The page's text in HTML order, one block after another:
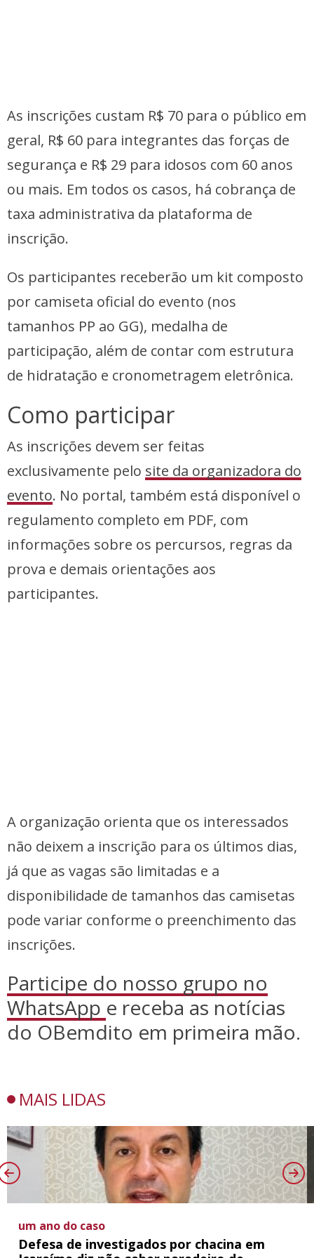
As inscrições custam R$ 70 para o público em
geral, R$ 60 para integrantes das forças de
segurança e R$ 29 para idosos com 60 anos
ou mais. Em todos os casos, há cobrança de
taxa administrativa da plataforma de
inscrição.
Os participantes receberão um kit composto
por camiseta oficial do evento (nos
tamanhos PP ao GG), medalha de
participação, além de contar com estrutura
de hidratação e cronometragem eletrônica.
Como participar
As inscrições devem ser feitas
exclusivamente pelo site da organizadora do
evento. No portal, também está disponível o
regulamento completo em PDF, com
informações sobre os percursos, regras da
prova e demais orientações aos
participantes.
A organização orienta que os interessados
não deixem a inscrição para os últimos dias,
já que as vagas são limitadas e a
disponibilidade de tamanhos das camisetas
pode variar conforme o preenchimento das
inscrições.
Participe do nosso grupo no
WhatsApp e receba as notícias
do OBemdito em primeira mão.
MAIS LIDAS
um ano do caso
Defesa de investigados por chacina em